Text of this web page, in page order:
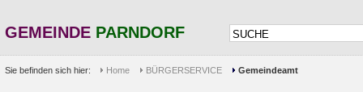
GEMEINDE PARNDORF
Sie befinden sich hier: Home BÜRGERSERVICE Gemeindeamt